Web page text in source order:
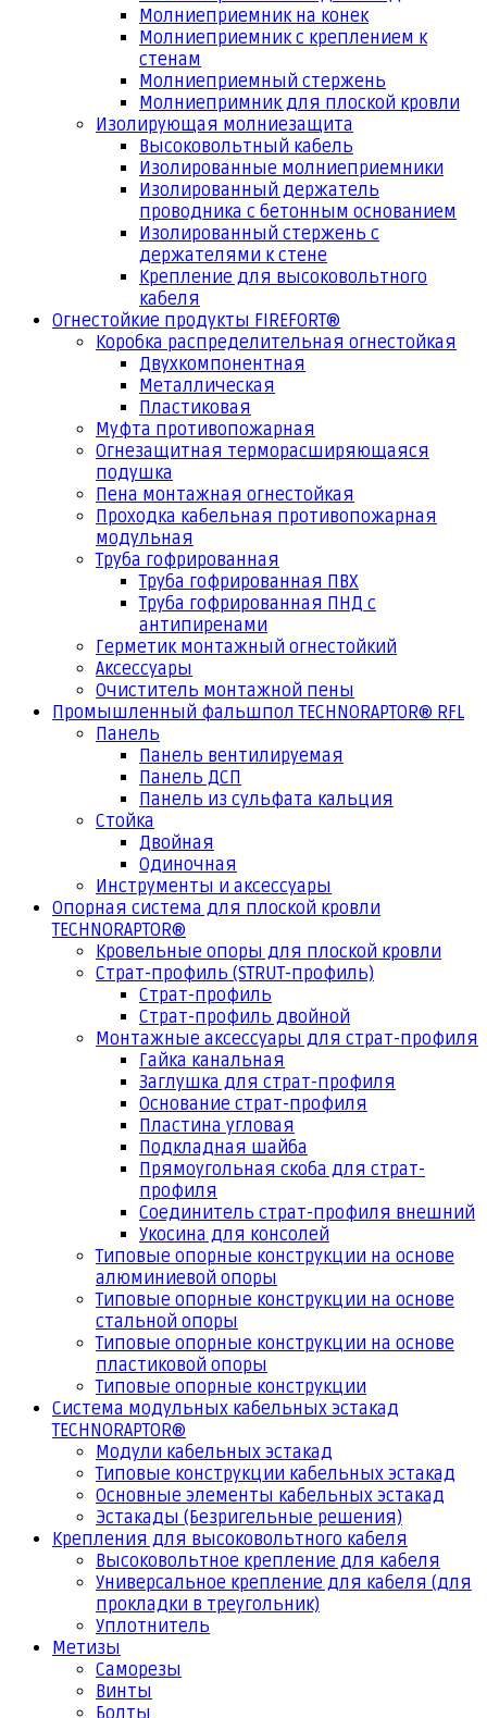
Молниеприемник на конек
Молниеприемник с креплением к
стенам
Молниеприемный стержень
Молниепримник для плоской кровли
Изолирующая молниезащита
Высоковольтный кабель
Изолированные молниеприемники
Изолированный держатель
проводника с бетонным основанием
Изолированный стержень с
держателями к стене
Крепление для высоковольтного
кабеля
Огнестойкие продукты FIREFORT®
Коробка распределительная огнестойкая
Двухкомпонентная
Металлическая
Пластиковая
Муфта противопожарная
Огнезащитная терморасширяющаяся
подушка
Пена монтажная огнестойкая
Проходка кабельная противопожарная
модульная
Труба гофрированная
Труба гофрированная ПВХ
Труба гофрированная ПНД с
антипиренами
Герметик монтажный огнестойкий
Аксессуары
Очиститель монтажной пены
Промышленный фальшпол TECHNORAPTOR® RFL
Панель
Панель вентилируемая
Панель ДСП
Панель из сульфата кальция
Стойка
Двойная
Одиночная
Инструменты и аксессуары
Опорная система для плоской кровли
TECHNORAPTOR®
Кровельные опоры для плоской кровли
Страт-профиль (STRUT-профиль)
Страт-профиль
Страт-профиль двойной
Монтажные аксессуары для страт-профиля
Гайка канальная
Заглушка для страт-профиля
Основание страт-профиля
Пластина угловая
Подкладная шайба
Прямоугольная скоба для страт-
профиля
Соединитель страт-профиля внешний
Укосина для консолей
Типовые опорные конструкции на основе
алюминиевой опоры
Типовые опорные конструкции на основе
стальной опоры
Типовые опорные конструкции на основе
пластиковой опоры
Типовые опорные конструкции
Система модульных кабельных эстакад
TECHNORAPTOR®
Модули кабельных эстакад
Типовые конструкции кабельных эстакад
Основные элементы кабельных эстакад
Эстакады (Безригельные решения)
Крепления для высоковольтного кабеля
Высоковольтное крепление для кабеля
Универсальное крепление для кабеля (для
прокладки в треугольник)
Уплотнитель
Метизы
Саморезы
Винты
Болты